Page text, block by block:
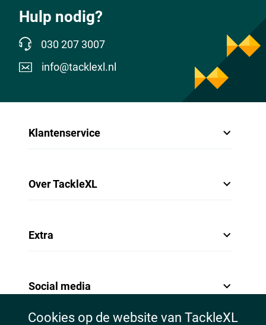
Hulp nodig?
030 207 3007
info@tacklexl.nl
Klantenservice
Over TackleXL
Extra
Social media
Cookies op de website van TackleXL